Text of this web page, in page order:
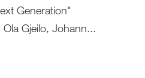
Generation"
Gjeilo, Johann...